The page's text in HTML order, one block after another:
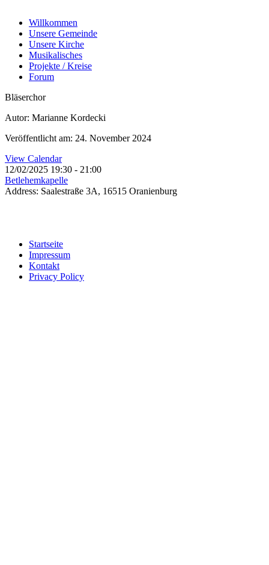
Willkommen
Unsere Gemeinde
Unsere Kirche
Musikalisches
Projekte / Kreise
Forum
Bläserchor
Autor: Marianne Kordecki
Veröffentlicht am: 24. November 2024
View Calendar
12/02/2025 19:30 - 21:00
Betlehemkapelle
Address: Saalestraße 3A, 16515 Oranienburg
Startseite
Impressum
Kontakt
Privacy Policy